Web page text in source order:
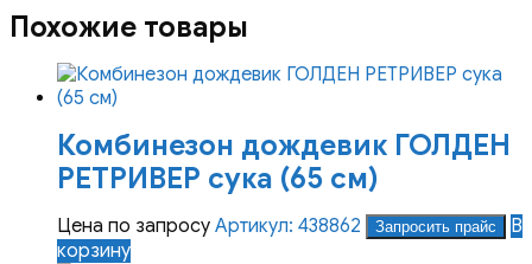
Похожие товары
Комбинезон дождевик ГОЛДЕН
РЕТРИВЕР сука (65 см)
Цена по запросу Артикул: 438862 Запросить прайс
В
корзину